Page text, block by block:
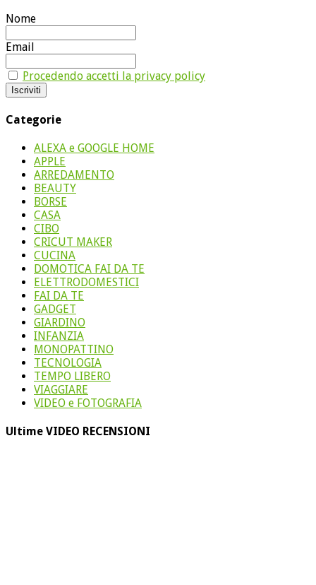
Nome
Email
Procedendo accetti la privacy policy
Categorie
ALEXA e GOOGLE HOME
APPLE
ARREDAMENTO
BEAUTY
BORSE
CASA
CIBO
CRICUT MAKER
CUCINA
DOMOTICA FAI DA TE
ELETTRODOMESTICI
FAI DA TE
GADGET
GIARDINO
INFANZIA
MONOPATTINO
TECNOLOGIA
TEMPO LIBERO
VIAGGIARE
VIDEO e FOTOGRAFIA
Ultime VIDEO RECENSIONI